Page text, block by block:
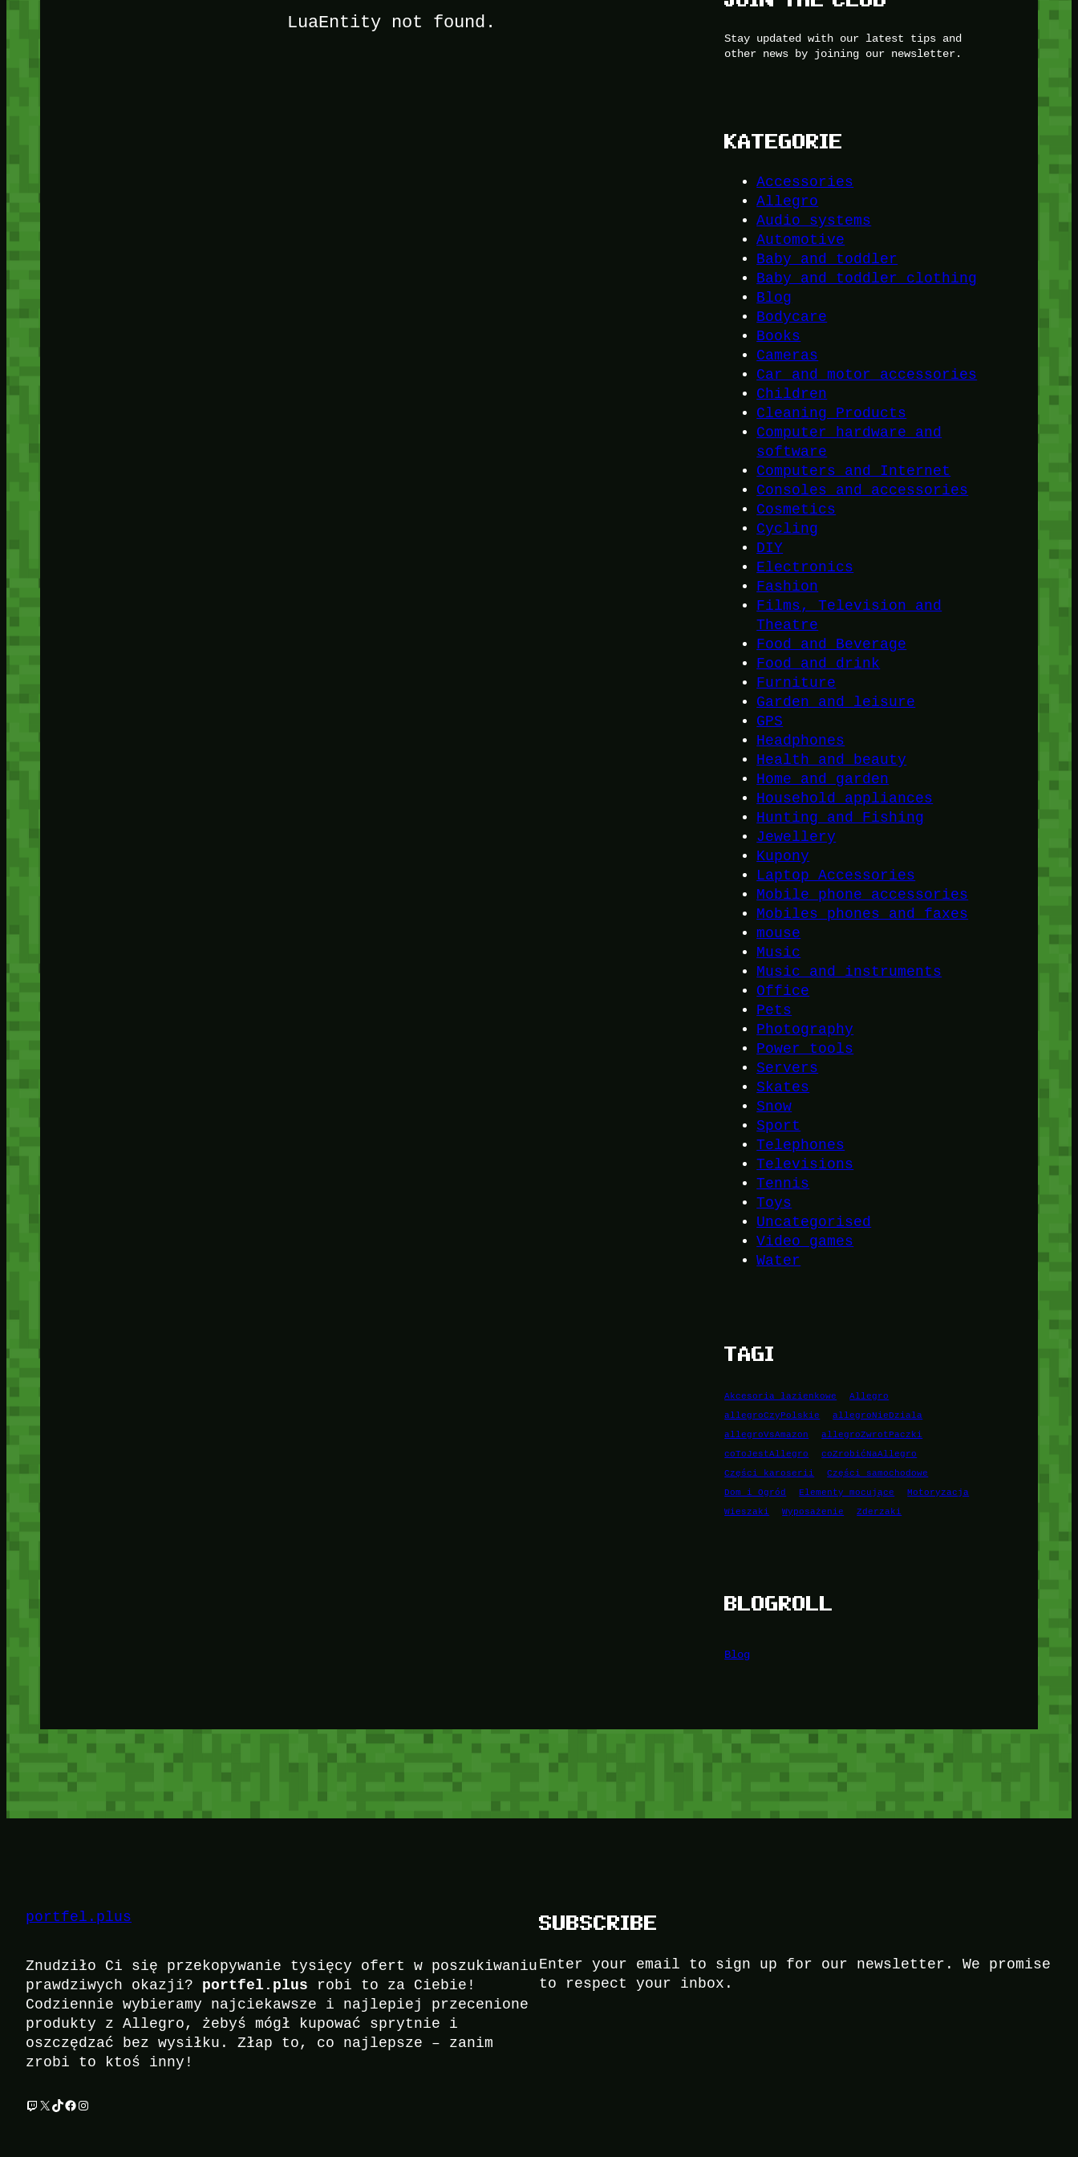
LuaEntity not found.
Stay updated with our latest tips and
other news by joining our newsletter.
KATEGORIE
Accessories
Allegro
Audio systems
Automotive
Baby and toddler
Baby and toddler clothing
Blog
Bodycare
Books
Cameras
Car and motor accessories
Children
Cleaning Products
Computer hardware and
software
Computers and Internet
Consoles and accessories
Cosmetics
Cycling
DIY
Electronics
Fashion
Films, Television and
Theatre
Food and Beverage
Food and drink
Furniture
Garden and leisure
GPS
Headphones
Health and beauty
Home and garden
Household appliances
Hunting and Fishing
Jewellery
Kupony
Laptop Accessories
Mobile phone accessories
Mobiles phones and faxes
mouse
Music
Music and instruments
Office
Pets
Photography
Power tools
Servers
Skates
Snow
Sport
Telephones
Televisions
Tennis
Toys
Uncategorised
Video games
Water
TAGI
Akcesoria łazienkowe
Allegro
allegroCzyPolskie
allegroNieDziala
allegroVsAmazon
allegroZwrotPaczki
coToJestAllegro
coZrobićNaAllegro
Części karoserii
Części samochodowe
Dom i Ogród
Elementy mocujące
Motoryzacja
Wieszaki
Wyposażenie Zderzaki
BLOGROLL
Blog
portfel.plus
Znudziło Ci się przekopywanie tysięcy ofert w poszukiwaniu
prawdziwych okazji? portfel.plus robi to za Ciebie!
Codziennie wybieramy najciekawsze i najlepiej przecenione
produkty z Allegro, żebyś mógł kupować sprytnie i
oszczędzać bez wysiłku. Złap to, co najlepsze – zanim
zrobi to ktoś inny!
Twitch X TikTok Facebook Instagram
SUBSCRIBE
Enter your email to sign up for our newsletter. We promise
to respect your inbox.